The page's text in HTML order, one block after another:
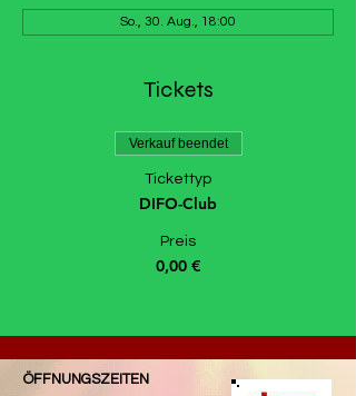
So., 30. Aug., 18:00
Tickets
Verkauf beendet
Tickettyp
DIFO-Club
Preis
0,00 €
ÖFFNUNGSZEITEN